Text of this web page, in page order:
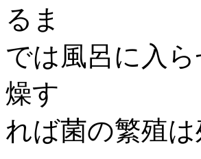
るま
では風呂に入
燥す
れば菌の繁殖